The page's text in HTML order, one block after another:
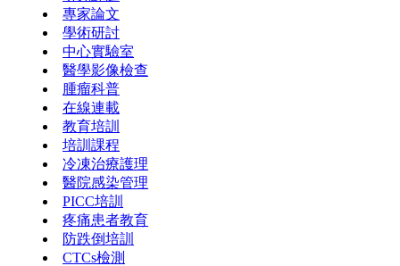
專家論文
學術研討
中心實驗室
醫學影像檢查
腫瘤科普
在線連載
教育培訓
培訓課程
冷凍治療護理
醫院感染管理
PICC培訓
疼痛患者教育
防跌倒培訓
CTCs檢測